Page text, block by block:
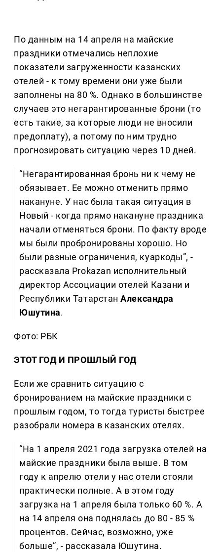
По данным на 14 апреля на майские
праздники отмечались неплохие
показатели загруженности казанских
отелей - к тому времени они уже были
заполнены на 80 %. Однако в большинстве
случаев это негарантированные брони (то
есть такие, за которые люди не вносили
предоплату), а потому по ним трудно
прогнозировать ситуацию через 10 дней.
“Негарантированная бронь ни к чему не
обязывает. Ее можно отменить прямо
накануне. У нас была такая ситуация в
Новый - когда прямо накануне праздника
начали отменяться брони. По факту вроде
мы были пробронированы хорошо. Но
были разные ограничения, куаркоды”, -
рассказала Prokazan исполнительный
директор Ассоциации отелей Казани и
Республики ТатарстанАлександра
Юшутина.
Фото: РБК
ЭТОТ ГОД И ПРОШЛЫЙ ГОД
Если же сравнить ситуацию с
бронированием на майские праздники с
прошлым годом, то тогда туристы быстрее
разобрали номера в казанских отелях.
“На 1 апреля 2021 года загрузка отелей на
майские праздники была выше. В том
году к апрелю отели у нас отели стояли
практически полные. А в этом году
загрузка на 1 апреля была только 60 %. А
на 14 апреля она поднялась до 80 - 85 %
процентов. Сейчас, возможно, уже
больше”, - рассказала Юшутина.